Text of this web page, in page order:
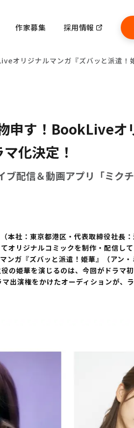
作家募集 採用情報
オリジナルマンガ『ズバッと派遣！
申す！BookLiveオ
化決定！
配信＆動画アプリ「ミク
本社：東京都港区・代表取締役社長
オリジナルコミックを制作・配信し
ガ『ズバッと派遣！姫華』（アン・
の姫華を演じるのは、今回がドラマ
出演権をかけたオーディションが、